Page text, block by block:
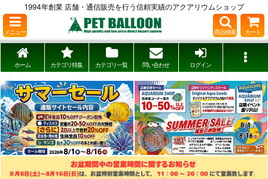
1994年創業 店舗・通信販売を行う信頼実績のアクアリウムショップ
メニュー 商品検索 カート
ホーム カテゴリ特集 カテゴリ一覧 問い合わせ ログイン